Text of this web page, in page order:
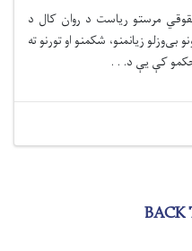
مرستو رياست د روان کال د
زیانمنو، شکمنو او تورنو ته
کې يې د. . .
BACK